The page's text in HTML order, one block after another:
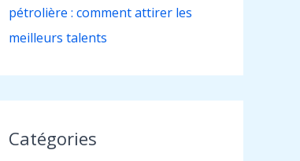
pétrolière : comment attirer les
meilleurs talents
Catégories